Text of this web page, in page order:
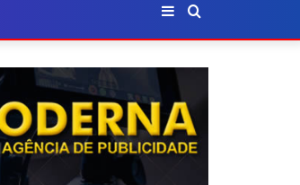
por
Barra
Lateral